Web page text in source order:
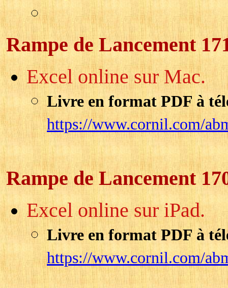
Rampe de Lancement
Excel online sur Mac.
Livre en format PDF à
https://www.cornil.com/
Rampe de Lancement
Excel online sur iPad.
Livre en format PDF à
https://www.cornil.com/